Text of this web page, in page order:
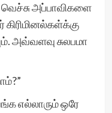
அப்பாவிகளை
அவ்வளவு சுலபமா
எல்லாரும் ஒரே